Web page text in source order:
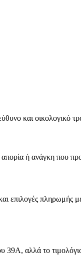
και οικολογικό
ή ανάγκη που
επιλογές πληρωμής
39Α, αλλά το